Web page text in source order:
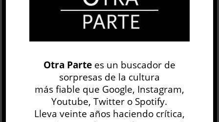
NEWSLETTER
Otra Partees un buscador de
sorpresas de la cultura
más fiable que Google, Instagram,
Youtube, Twitter o Spotify.
Lleva veinte años haciendo crítica,